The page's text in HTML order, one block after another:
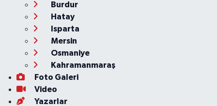
Burdur
Hatay
Isparta
Mersin
Osmaniye
Kahramanmaraş
Foto Galeri
Video
Yazarlar